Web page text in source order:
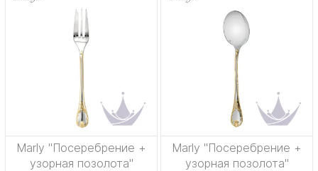
Marly "Посеребрение +
узорная позолота"
Marly "Посеребрение +
узорная позолота"